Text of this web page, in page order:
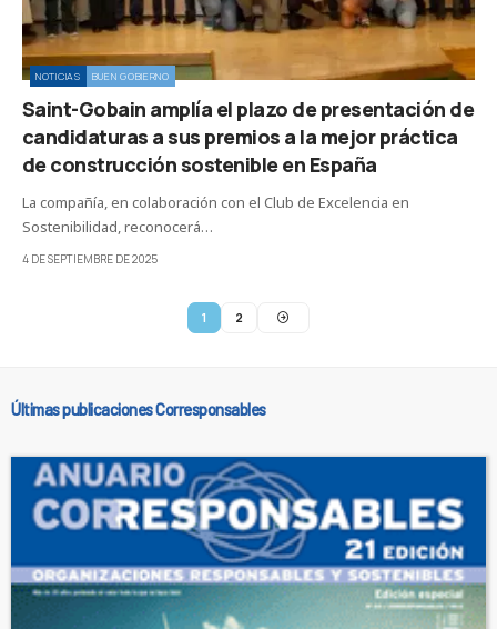
NOTICIAS BUEN GOBIERNO
Saint-Gobain amplía el plazo de presentación de
candidaturas a sus premios a la mejor práctica
de construcción sostenible en España
La compañía, en colaboración con el Club de Excelencia en
Sostenibilidad, reconocerá…
4 DE SEPTIEMBRE DE 2025
1 2
Últimas publicaciones Corresponsables